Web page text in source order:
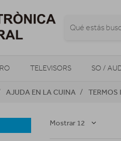
TELEVISORS SO /
I CALEFACCIÓ MOBILITAT
AJUDA EN LA CUINA TERMOS
Mostrar 12